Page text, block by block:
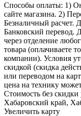
Способы оплаты: 1)
сайте магазина. 2)
Безналичный
Банковский перевод.
через отделение
товара (оплачиваете
компании). Условия
скидкой (скидка
или переводом на
цена на технику
Стоимость без скидки
Хабаровский край,
Увеличить карту